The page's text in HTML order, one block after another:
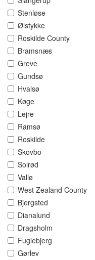
Stenløse
Ølstykke
Roskilde County
Bramsnæs
Greve
Gundsø
Hvalsø
Køge
Lejre
Ramsø
Roskilde
Skovbo
Solrød
Vallø
West Zealand County
Bjergsted
Dianalund
Dragsholm
Fuglebjerg
Gørlev